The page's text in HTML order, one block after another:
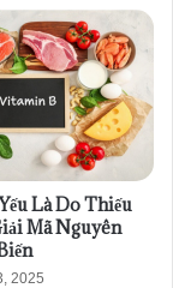
Là Do Thiếu
Mã Nguyên
2025